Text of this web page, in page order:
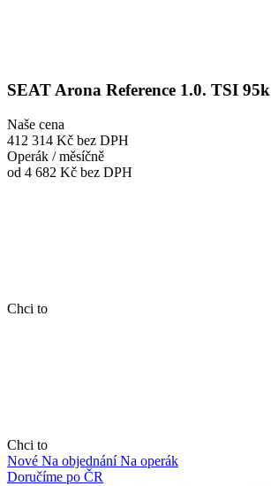
SEAT Arona Reference 1.0. TSI 95k
Naše cena
412 314 Kč bez DPH
Operák / měsíčně
od 4 682 Kč bez DPH
Chci to
Chci to
Nové Na objednáníNa operák
Doručíme po ČR